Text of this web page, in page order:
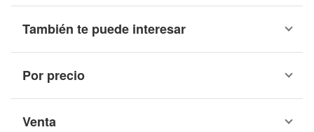
También te puede interesar
Por precio
Venta